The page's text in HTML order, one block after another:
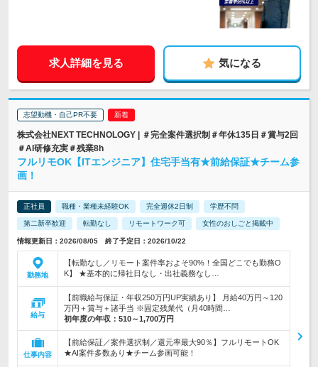
求人詳細を見る 気になる
志望動機・自己PR不要
株式会社NEXT TECHNOLOGY | ＃完全案件選択制＃年休135日＃賞与2回
＃AI研修充実＃残業8h
フルリモOK【ITエンジニア】住宅手当有★前給保証★チーム参
画！
正社員 職種・業種未経験OK 完全週休2日制 学歴不問
第二新卒歓迎 転勤なし リモートワーク可 女性のおしごと掲載中
情報更新日：2026/08/05 終了予定日：2026/10/22
勤務地
【転勤なし／リモート案件率およそ90%！全国どこでも勤務O
K】 ★基本的に帰社日なし・出社義務なし…
給与
【前職給与保証・年収250万円UP実績あり】 月給40万円～120
万円＋賞与＋諸手当 ※固定残業代（月40時間…
初年度の年収： 510～1,700万円
仕事内容
【前給保証／案件選択制／還元率最大90％】フルリモートOK
★AI案件多数あり★チーム参画可能！